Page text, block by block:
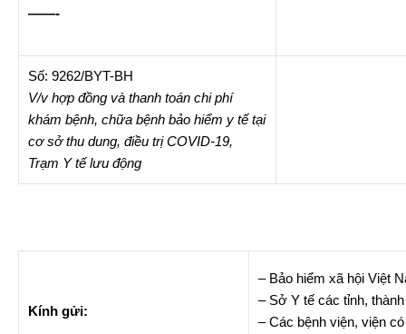
——-
Số: 9262/BYT-BH
V/v hợp đồng và thanh toán chi phí
khám bệnh, chữa bệnh bảo hiểm y tế tại
cơ sở thu dung, điều trị COVID-19,
Trạm Y tế lưu động
Kính gửi:
– Bảo hiểm xã hội Việt
– Sở Y tế các tỉnh,
– Các bệnh viện, viện